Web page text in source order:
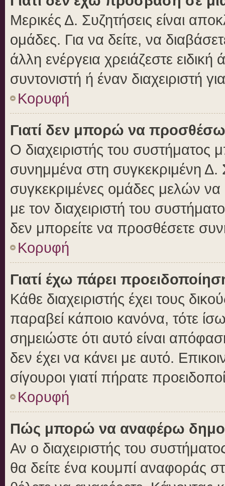
Μερικές Δ. Συζητήσεις είναι
ομάδες. Για να δείτε, να
άλλη ενέργεια χρειάζεστε
συντονιστή ή έναν διαχειριστή
Κορυφή
Γιατί δεν μπορώ να
Ο διαχειριστής του συστήματος
συνημμένα στη συγκεκριμένη
συγκεκριμένες ομάδες μελών
με τον διαχειριστή του
δεν μπορείτε να προσθέσετε
Κορυφή
Γιατί έχω πάρει
Κάθε διαχειριστής έχει τους
παραβεί κάποιο κανόνα, τότε
σημειώστε ότι αυτό είναι
δεν έχει να κάνει με αυτό.
σίγουροι γιατί πήρατε
Κορυφή
Πώς μπορώ να αναφέρω
Αν ο διαχειριστής του
θα δείτε ένα κουμπί αναφοράς